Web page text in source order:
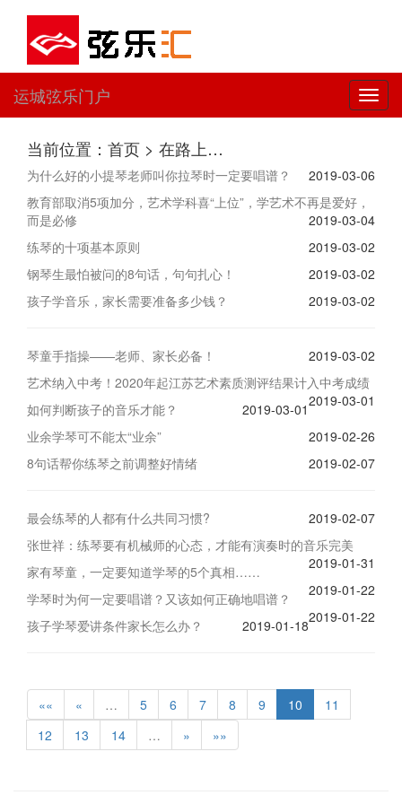
切
换
运城弦乐门户
当前位置：首页 > 在路上…
为什么好的小提琴老师叫你拉琴时一定要唱谱？
2019-03-06
教育部取消5项加分，艺术学科喜“上位”，学艺术不再是爱好，
而是必修
2019-03-04
练琴的十项基本原则
2019-03-02
钢琴生最怕被问的8句话，句句扎心！
2019-03-02
孩子学音乐，家长需要准备多少钱？
2019-03-02
琴童手指操——老师、家长必备！
2019-03-02
艺术纳入中考！2020年起江苏艺术素质测评结果计入中考成绩
2019-03-01
如何判断孩子的音乐才能？
2019-03-01
业余学琴可不能太“业余”
2019-02-26
8句话帮你练琴之前调整好情绪
2019-02-07
最会练琴的人都有什么共同习惯?
2019-02-07
张世祥：练琴要有机械师的心态，才能有演奏时的音乐完美
2019-01-31
家有琴童，一定要知道学琴的5个真相……
2019-01-22
学琴时为何一定要唱谱？又该如何正确地唱谱？
2019-01-22
孩子学琴爱讲条件家长怎么办？ 2019-01-18
«« « … 5 6 7 8 9 10
11
12
13 14 … » »»